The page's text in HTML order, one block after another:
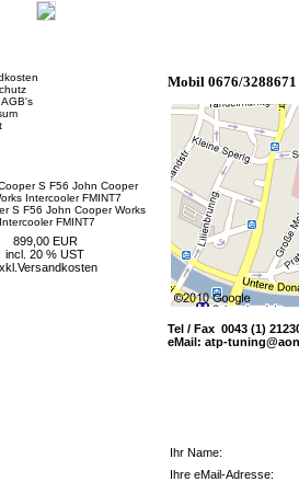
S F56 John Cooper Works
Intercooler FMINT7
899,00 EUR
incl. 20 % UST
Versandkosten
Mobil 0676/3288671
Tel / Fax 0043 (1)
eMail: atp-
Ihr Name:
Ihre eMail-Adresse: